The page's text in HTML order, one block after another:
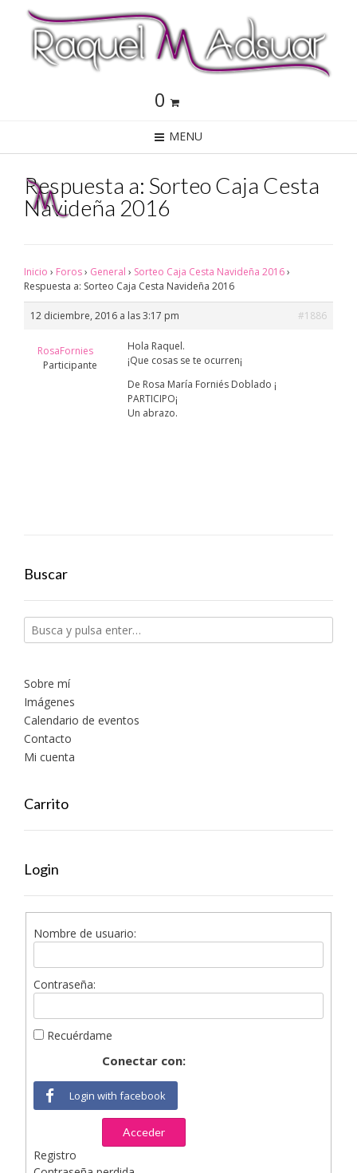
0
MENU
Respuesta a: Sorteo Caja Cesta
Navideña 2016
Inicio › Foros› General › Sorteo Caja Cesta Navideña 2016›
Respuesta a: Sorteo Caja Cesta Navideña 2016
12 diciembre, 2016 a las 3:17 pm #1886
RosaFornies
Participante
Hola Raquel.
¡Que cosas se te ocurren¡
De Rosa María Forniés Doblado ¡
PARTICIPO¡
Un abrazo.
Buscar
Sobre mí
Imágenes
Calendario de eventos
Contacto
Mi cuenta
Carrito
Login
Nombre de usuario:
Contraseña:
Recuérdame
Conectar con:
Login with facebook
Acceder
Registro